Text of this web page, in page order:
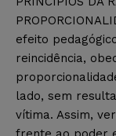
efeito
reincidência,
lado, sem
vítima. Assim,